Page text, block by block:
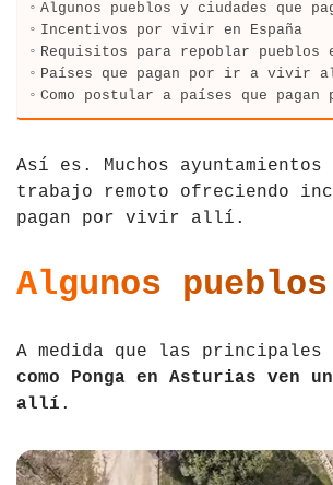
Perú
República Dominicana
Mongolia
Nepal
Tíbet
Vietnam
Francia
Grecia
Irlanda
Islandia
Letonia
Macedonia del Norte
Algunos pueblos y ciudades que
Incentivos por vivir en España
Requisitos para repoblar pueblos
Países que pagan por ir a vivir
Como postular a países que
Así es. Muchos
trabajo remoto ofreciendo
pagan por vivir allí.
Algunos
A medida que las principales
como Ponga en Asturias ven
allí .